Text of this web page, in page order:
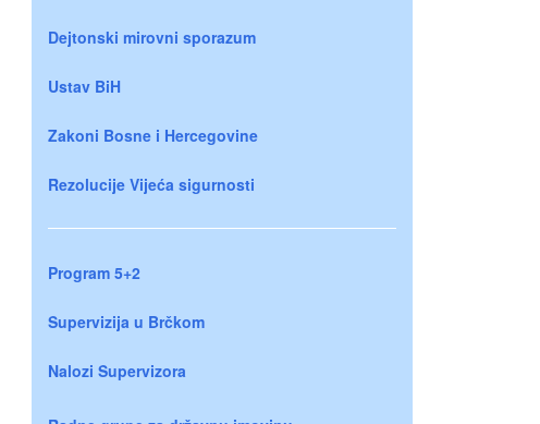
Dejtonski mirovni sporazum
Ustav BiH
Zakoni Bosne i Hercegovine
Rezolucije Vijeća sigurnosti
Program 5+2
Supervizija u Brčkom
Nalozi Supervizora